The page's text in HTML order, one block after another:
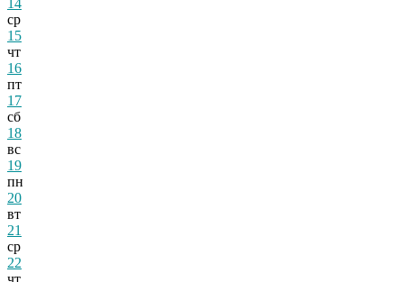
14
ср
15
чт
16
пт
17
сб
18
вс
19
пн
20
вт
21
ср
22
чт